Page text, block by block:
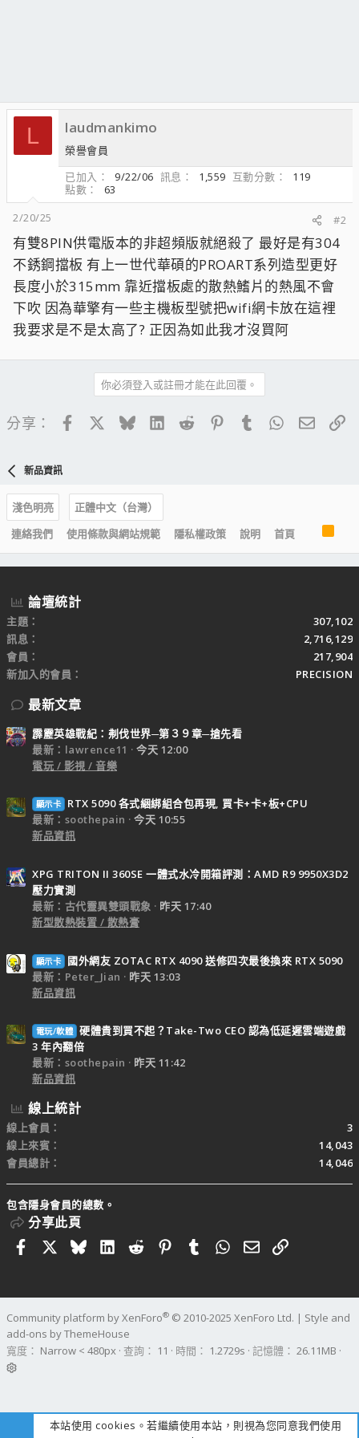
L laudmankimo
榮譽會員
已加入
9/22/06 訊息 1,559 互動分數
119
點數
63
2/20/25
#2
有雙8PIN供電版本的非超頻版就絕殺了 最好是有304
不銹鋼擋板 有上一世代華碩的PROART系列造型更好
長度小於315mm 靠近擋板處的散熱鰭片的熱風不會
下吹 因為華擎有一些主機板型號把wifi網卡放在這裡
我要求是不是太高了? 正因為如此我才沒買阿
你必須登入或註冊才能在此回覆。
分享： FacebookBlueskyLinkedIn
Reddit PinterestTumblrWhatsApp
電子
新品資訊
淺色明亮
正體中文（台灣）
連絡我們
使用條款與網站規範 隱私權政策 說明 首頁
S
論壇統計
主題
307,102
訊息
2,716,129
會員
217,904
新加入的會員
PRECISION
最新文章
霹靂英雄戰紀：刜伐世界─第３９章─搶先看
最新：lawrence11
今天 12:00
電玩 / 影視 / 音樂
顯示卡
RTX 5090 各式綑綁組合包再現, 買卡+卡+板+CPU
最新：soothepain
今天 10:55
新品資訊
XPG TRITON II 360SE 一體式水冷開箱評測：AMD R9 9950X3D2
壓力實測
最新：古代靈異雙頭戰象
昨天 17:40
新型散熱裝置 / 散熱膏
顯示卡
國外網友 ZOTAC RTX 4090 送修四次最後換來 RTX 5090
最新：Peter_Jian
昨天 13:03
新品資訊
電玩/軟體 硬體貴到買不起？Take-Two CEO 認為低延遲雲端遊戲
3 年內翻倍
最新：soothepain
昨天 11:42
新品資訊
線上統計
線上會員
3
線上來賓
14,043
會員總計
14,046
包含隱身會員的總數。
分享此頁
FacebookBlueskyLinkedIn
RedditPinterestTumblrWhatsApp
電子郵件
連結
Community platform by XenForo® © 2010-2025 XenForo Ltd. | Style and
add-ons by ThemeHouse
寬度
查詢 11 時間 1.2729s 記憶體 26.11MB
本站使用 cookies。若繼續使用本站，則視為您同意我們使用